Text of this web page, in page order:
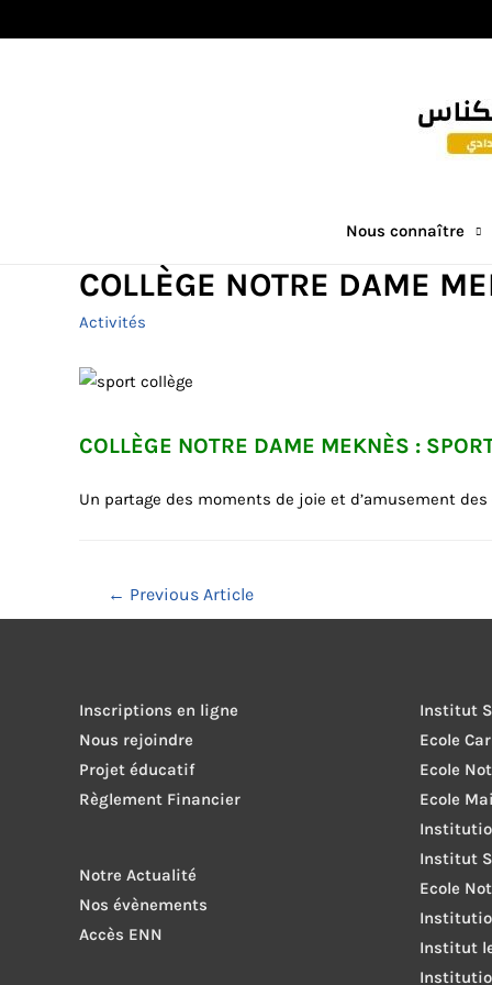
Nous connaître
COLLÈGE NOTRE DAME
Activités
COLLÈGE NOTRE DAME MEKNÈS :
Un partage des moments de joie et d’amusement
Navigation
← Previous Article
Inscriptions en ligne
Nous rejoindre
Projet éducatif
Règlement Financier
Notre Actualité
Nos évènements
Accès ENN
Institut
Ecole
Ecole
Ecole
Institut
Ecole
Institut